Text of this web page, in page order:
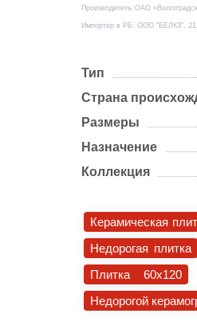
Производитель:ОАО
Импортер в РБ: ООО "БЕЛКЗ",
Тип
Страна
Размеры
Назначение
Коллекция
Керамическая
Недорогая плитка
Плитка 60x120
Недорогой